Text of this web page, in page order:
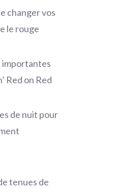
changer vos
le rouge
importantes
Red on Red
de nuit pour
tenues de